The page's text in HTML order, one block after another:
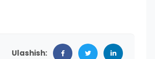
Ulashish: